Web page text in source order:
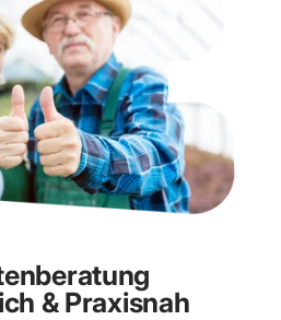
& Praxisnah